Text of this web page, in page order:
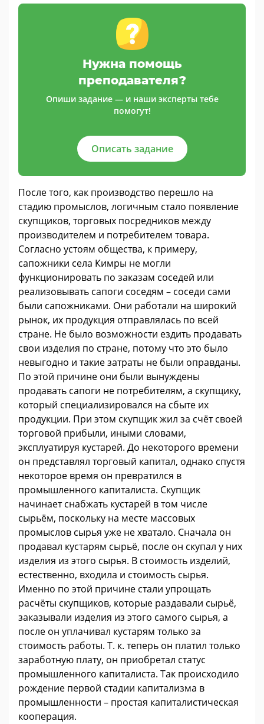
Нужна помощь
преподавателя?
Опиши задание — и наши эксперты тебе
помогут!
Описать задание
После того, как производство перешло на
стадию промыслов, логичным стало появление
скупщиков, торговых посредников между
производителем и потребителем товара.
Согласно устоям общества, к примеру,
сапожники села Кимры не могли
функционировать по заказам соседей или
реализовывать сапоги соседям – соседи сами
были сапожниками. Они работали на широкий
рынок, их продукция отправлялась по всей
стране. Не было возможности ездить продавать
свои изделия по стране, потому что это было
невыгодно и такие затраты не были оправданы.
По этой причине они были вынуждены
продавать сапоги не потребителям, а скупщику,
который специализировался на сбыте их
продукции. При этом скупщик жил за счёт своей
торговой прибыли, иными словами,
эксплуатируя кустарей. До некоторого времени
он представлял торговый капитал, однако спустя
некоторое время он превратился в
промышленного капиталиста. Скупщик
начинает снабжать кустарей в том числе
сырьём, поскольку на месте массовых
промыслов сырья уже не хватало. Сначала он
продавал кустарям сырьё, после он скупал у них
изделия из этого сырья. В стоимость изделий,
естественно, входила и стоимость сырья.
Именно по этой причине стали упрощать
расчёты скупщиков, которые раздавали сырьё,
заказывали изделия из этого самого сырья, а
после он уплачивал кустарям только за
стоимость работы. Т. к. теперь он платил только
заработную плату, он приобретал статус
промышленного капиталиста. Так происходило
рождение первой стадии капитализма в
промышленности – простая капиталистическая
кооперация.